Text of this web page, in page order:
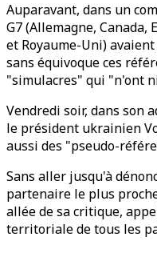
Auparavant, dans un
G7 (Allemagne, Canada,
et Royaume-Uni)
sans équivoque ces
"simulacres" qui "n'ont
Vendredi soir, dans son
le président ukrainien
aussi des "pseudo-
Sans aller jusqu'à
partenaire le plus
allée de sa critique,
territoriale de tous les